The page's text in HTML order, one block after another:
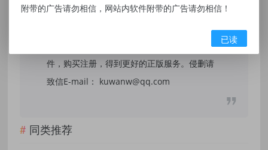
之而来的风险与本站无关，您必须在下载后的
24个小时之内，从您的电脑/手机中彻底删除上
件，购买注册，得到更好的正版服务。侵删请
致信E-mail： kuwanw@qq.com
同类推荐
附带的广告请勿相信，网站内软件附带的广告请勿相信！
已读